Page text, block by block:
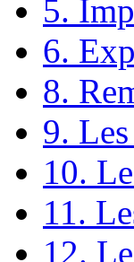
5.
6.
8.
9.
10.
11.
12.